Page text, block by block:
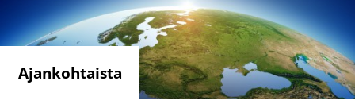
Ajankohtaista